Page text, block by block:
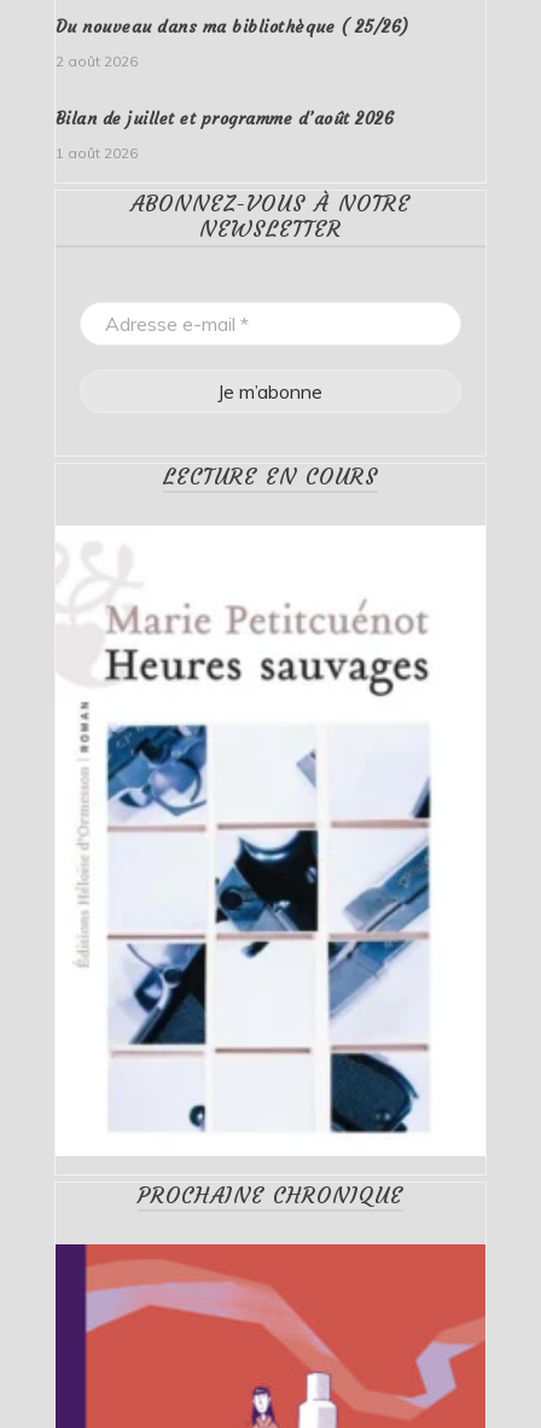
Du nouveau dans ma bibliothèque ( 25/26)
2 août 2026
Bilan de juillet et programme d’août 2026
1 août 2026
ABONNEZ-VOUS À NOTRE
NEWSLETTER
LECTURE EN COURS
PROCHAINE CHRONIQUE